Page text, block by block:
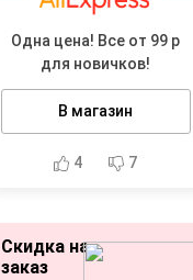
Одна цена! Все от 99 р
для новичков!
В магазин
4 7
Скидка на
заказ